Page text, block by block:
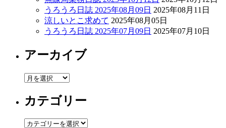
うろうろ日誌 2025年08月09日 2025年08月11日
涼しいとこ求めて 2025年08月05日
うろうろ日誌 2025年07月09日 2025年07月10日
アーカイブ
ア
カ
イ
ブ
カテゴリー
カ